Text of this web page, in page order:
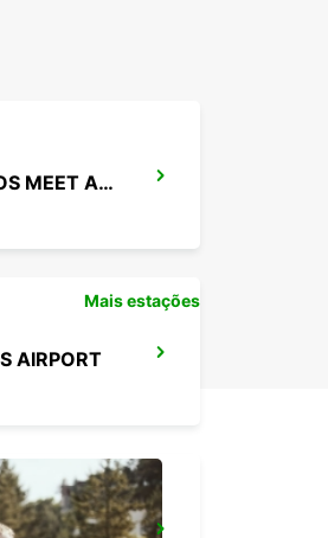
AEROPORTO DE MILOS MEET AND GREET
AIRPORT
Mais estações